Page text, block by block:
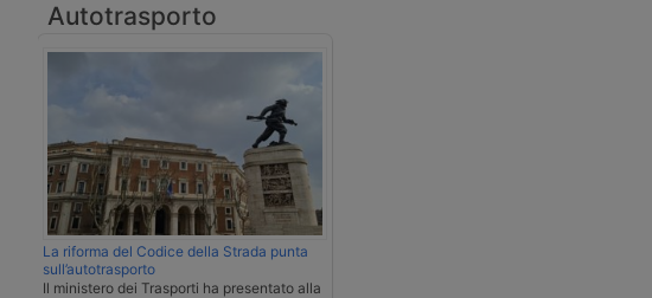
Autotrasporto
La riforma del Codice della Strada punta
sull’autotrasporto
Il ministero dei Trasporti ha presentato alla